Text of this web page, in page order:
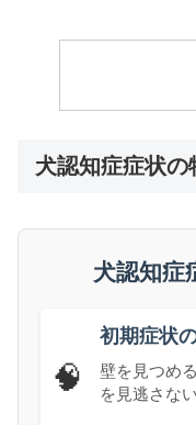
犬認知症症状の
犬認知症
🧠
初期症状
壁を見つめ
を見逃さない